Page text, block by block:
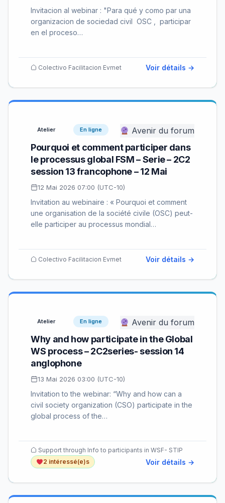
Invitacion al webinar : "Para qué y como par una
organizacion de sociedad civil OSC , participar
en el proceso…
Colectivo Facilitacion Evmet Voir détails →
Atelier En ligne Avenir du forum
Pourquoi et comment participer dans
le processus global FSM – Serie – 2C2
session 13 francophone – 12 Mai
12 Mai 2026 07:00 (UTC-10)
Invitation au webinaire : « Pourquoi et comment
une organisation de la société civile (OSC) peut-
elle participer au processus mondial…
Colectivo Facilitacion Evmet Voir détails →
Atelier En ligne Avenir du forum
Why and how participate in the Global
WS process – 2C2series- session 14
anglophone
13 Mai 2026 03:00 (UTC-10)
Invitation to the webinar: “Why and how can a
civil society organization (CSO) participate in the
global process of the…
Support through Info to participants in WSF- STIP
2 intéressé(e)s
Voir détails →